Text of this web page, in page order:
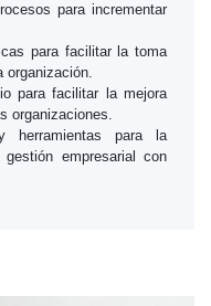
para incrementar
para facilitar la toma
organización.
para facilitar la mejora
organizaciones.
herramientas para la
empresarial con